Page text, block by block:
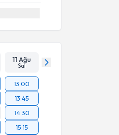
11 Ağu
Sal
13:00
13:45
14:30
15:15